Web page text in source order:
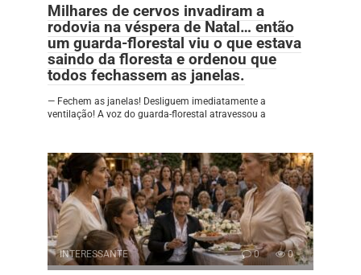
Milhares de cervos invadiram a
rodovia na véspera de Natal… então
um guarda-florestal viu o que estava
saindo da floresta e ordenou que
todos fechassem as janelas.
— Fechem as janelas! Desliguem imediatamente a
ventilação! A voz do guarda-florestal atravessou a
INTERESSANTE 0 0